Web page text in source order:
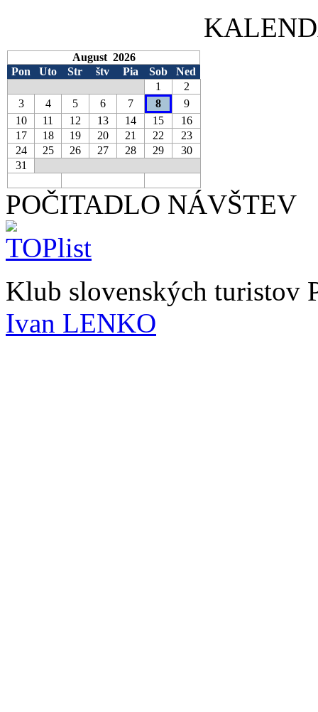
August 2026
Pon
Uto Str štv Pia Sob
Ned
1
2
3
4 5 6 7 8
9
10
11 12 13 14 15
16
17
18 19 20 21 22
23
24
25 26 27 28 29
30
31
POČITADLO NÁVŠTEV
Klub slovenských turistov
Ivan LENKO